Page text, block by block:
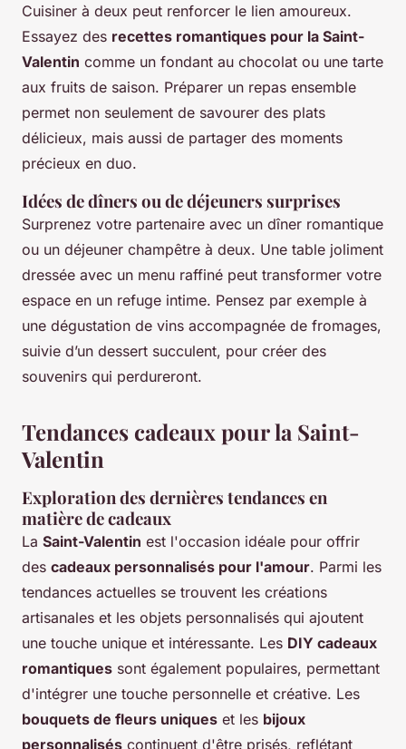
Cuisiner à deux peut renforcer le lien amoureux.
Essayez des recettes romantiques pour la Saint-
Valentin comme un fondant au chocolat ou une tarte
aux fruits de saison. Préparer un repas ensemble
permet non seulement de savourer des plats
délicieux, mais aussi de partager des moments
précieux en duo.
Idées de dîners ou de déjeuners surprises
Surprenez votre partenaire avec un dîner romantique
ou un déjeuner champêtre à deux. Une table joliment
dressée avec un menu raffiné peut transformer votre
espace en un refuge intime. Pensez par exemple à
une dégustation de vins accompagnée de fromages,
suivie d’un dessert succulent, pour créer des
souvenirs qui perdureront.
Tendances cadeaux pour la Saint-
Valentin
Exploration des dernières tendances en
matière de cadeaux
La Saint-Valentin est l'occasion idéale pour offrir
des cadeaux personnalisés pour l'amour. Parmi les
tendances actuelles se trouvent les créations
artisanales et les objets personnalisés qui ajoutent
une touche unique et intéressante. Les DIY cadeaux
romantiques sont également populaires, permettant
d'intégrer une touche personnelle et créative. Les
bouquets de fleurs uniques et les bijoux
personnalisés continuent d'être prisés, reflétant